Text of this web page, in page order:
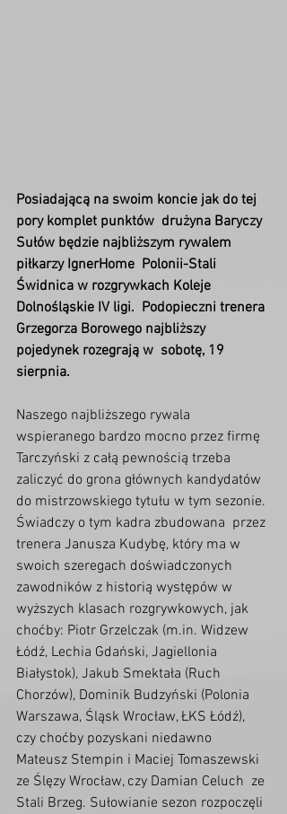
Posiadającą na swoim koncie jak do tej
pory komplet punktów  drużyna Baryczy
Sułów będzie najbliższym rywalem
piłkarzy IgnerHome  Polonii-Stali
Świdnica w rozgrywkach Koleje
Dolnośląskie IV ligi.  Podopieczni trenera
Grzegorza Borowego najbliższy
pojedynek rozegrają w  sobotę, 19
sierpnia.
Naszego najbliższego rywala
wspieranego bardzo mocno przez firmę
Tarczyński z całą pewnością trzeba
zaliczyć do grona głównych kandydatów
do mistrzowskiego tytułu w tym sezonie.
Świadczy o tym kadra zbudowana  przez
trenera Janusza Kudybę, który ma w
swoich szeregach doświadczonych
zawodników z historią występów w
wyższych klasach rozgrywkowych, jak
choćby: Piotr Grzelczak (m.in. Widzew
Łódź, Lechia Gdański, Jagiellonia
Białystok), Jakub Smektała (Ruch
Chorzów), Dominik Budzyński (Polonia
Warszawa, Śląsk Wrocław, ŁKS Łódź),
czy choćby pozyskani niedawno
Mateusz Stempin i Maciej Tomaszewski
ze Ślęzy Wrocław, czy Damian Celuch  ze
Stali Brzeg. Sułowianie sezon rozpoczęli